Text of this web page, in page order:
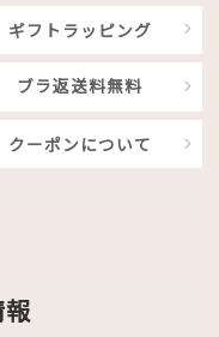
ギフトラッピング
ブラ返送料無料
クーポンについて